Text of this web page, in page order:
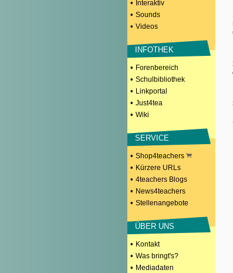
• Interaktiv
• Sounds
• Videos
INFOTHEK
• Forenbereich
• Schulbibliothek
• Linkportal
• Just4tea
• Wiki
SERVICE
• Shop4teachers
• Kürzere URLs
• 4teachers Blogs
• News4teachers
• Stellenangebote
ÜBER UNS
• Kontakt
• Was bringt's?
• Mediadaten